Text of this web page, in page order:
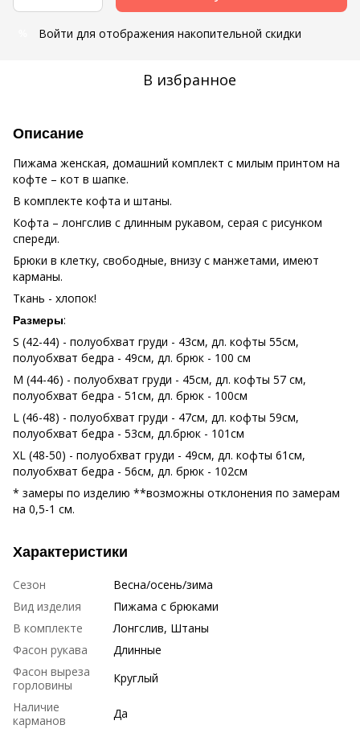
Войти для отображения накопительной скидки
В избранное
Описание
Пижама женская, домашний комплект с милым принтом на
кофте – кот в шапке.
В комплекте кофта и штаны.
Кофта – лонгслив с длинным рукавом, серая с рисунком
спереди.
Брюки в клетку, свободные, внизу с манжетами, имеют
карманы.
Ткань - хлопок!
Размеры:
S (42-44) - полуобхват груди - 43см, дл. кофты 55см,
полуобхват бедра - 49см, дл. брюк - 100 см
M (44-46) - полуобхват груди - 45см, дл. кофты 57 см,
полуобхват бедра - 51см, дл. брюк - 100см
L (46-48) - полуобхват груди - 47см, дл. кофты 59см,
полуобхват бедра - 53см, дл.брюк - 101см
XL (48-50) - полуобхват груди - 49см, дл. кофты 61см,
полуобхват бедра - 56см, дл. брюк - 102см
* замеры по изделию **возможны отклонения по замерам
на 0,5-1 см.
Характеристики
Сезон
Весна/осень/зима
Вид изделия
Пижама с брюками
В комплекте
Лонгслив, Штаны
Фасон рукава
Длинные
Фасон выреза
горловины
Круглый
Наличие
карманов
Да